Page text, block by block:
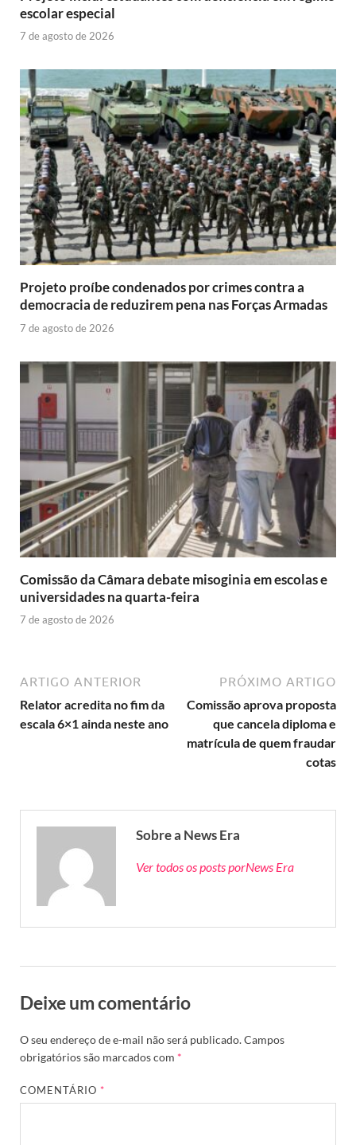
escolar especial
7 de agosto de 2026
Projeto proíbe condenados por crimes contra a
democracia de reduzirem pena nas Forças Armadas
7 de agosto de 2026
Comissão da Câmara debate misoginia em escolas e
universidades na quarta-feira
7 de agosto de 2026
ARTIGO ANTERIOR
Relator acredita no fim da
escala 6×1 ainda neste ano
PRÓXIMO ARTIGO
Comissão aprova proposta
que cancela diploma e
matrícula de quem fraudar
cotas
Sobre a News Era
Ver todos os posts porNews Era
Deixe um comentário
O seu endereço de e-mail não será publicado.Campos
obrigatórios são marcados com *
COMENTÁRIO*